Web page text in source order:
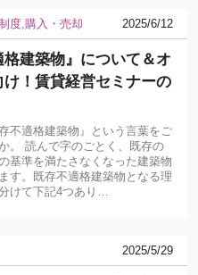
度 購入・売却 2025/6/12
格建築物』について＆オ
け！賃貸経営セミナーの
不適格建築物』という言葉をご
。 読んで字のごとく、既存の
基準を満たさなくなった建築物
す。既存不適格建築物となる理
けて下記4つあり…
2025/5/29